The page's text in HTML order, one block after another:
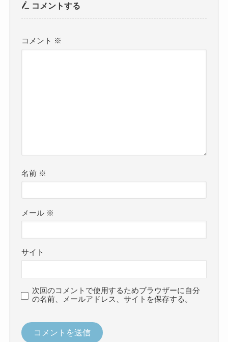
コメントする
コメント ※
名前 ※
メール ※
サイト
次回のコメントで使用するためブラウザーに自分
の名前、メールアドレス、サイトを保存する。